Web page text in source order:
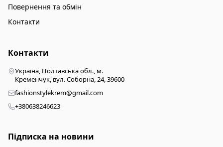
Повернення та обмін
Контакти
Контакти
Україна, Полтавська обл., м.
Кременчук, вул. Соборна, 24, 39600
fashionstylekrem@gmail.com
+380638246623
Підписка на новини